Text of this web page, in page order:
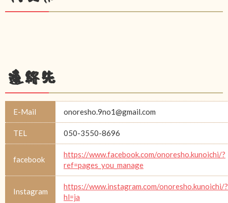
連絡先
E-Mail onoresho.9no1@gmail.com
TEL 050-3550-8696
facebook
https://www.facebook.com/onoresho.kunoichi/?
ref=pages_you_manage
Instagram
https://www.instagram.com/onoresho.kunoichi/?
hl=ja